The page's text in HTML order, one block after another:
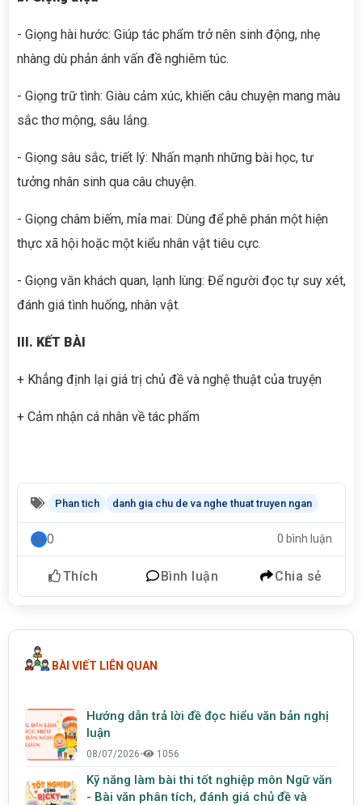
- Giọng hài hước: Giúp tác phẩm trở nên sinh động, nhẹ
nhàng dù phản ánh vấn đề nghiêm túc.
- Giọng trữ tình: Giàu cảm xúc, khiến câu chuyện mang màu
sắc thơ mộng, sâu lắng.
- Giọng sâu sắc, triết lý: Nhấn mạnh những bài học, tư
tưởng nhân sinh qua câu chuyện.
- Giọng châm biếm, mỉa mai: Dùng để phê phán một hiện
thực xã hội hoặc một kiểu nhân vật tiêu cực.
- Giọng văn khách quan, lạnh lùng: Để người đọc tự suy xét,
đánh giá tình huống, nhân vật.
III. KẾT BÀI
+ Khẳng định lại giá trị chủ đề và nghệ thuật của truyện
+ Cảm nhận cá nhân về tác phẩm
Phan tich danh gia chu de va nghe thuat truyen ngan
0 0 bình luận
Thích Bình luận Chia sẻ
BÀI VIẾT LIÊN QUAN
Hướng dẫn trả lời đề đọc hiểu văn bản nghị
luận
08/07/2026• 1056
Kỹ năng làm bài thi tốt nghiệp môn Ngữ văn
- Bài văn phân tích, đánh giá chủ đề và